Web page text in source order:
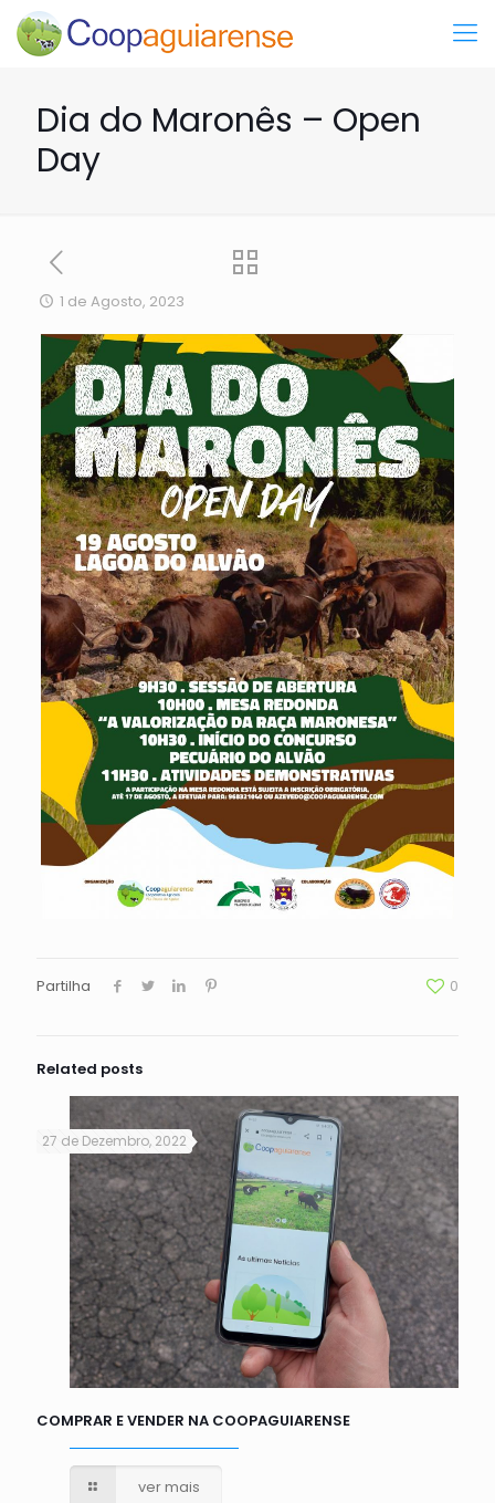
Dia do Maronês – Open
Day
1 de Agosto, 2023
Partilha 0
Related posts
27 de Dezembro, 2022
COMPRAR E VENDER NA COOPAGUIARENSE
ver mais